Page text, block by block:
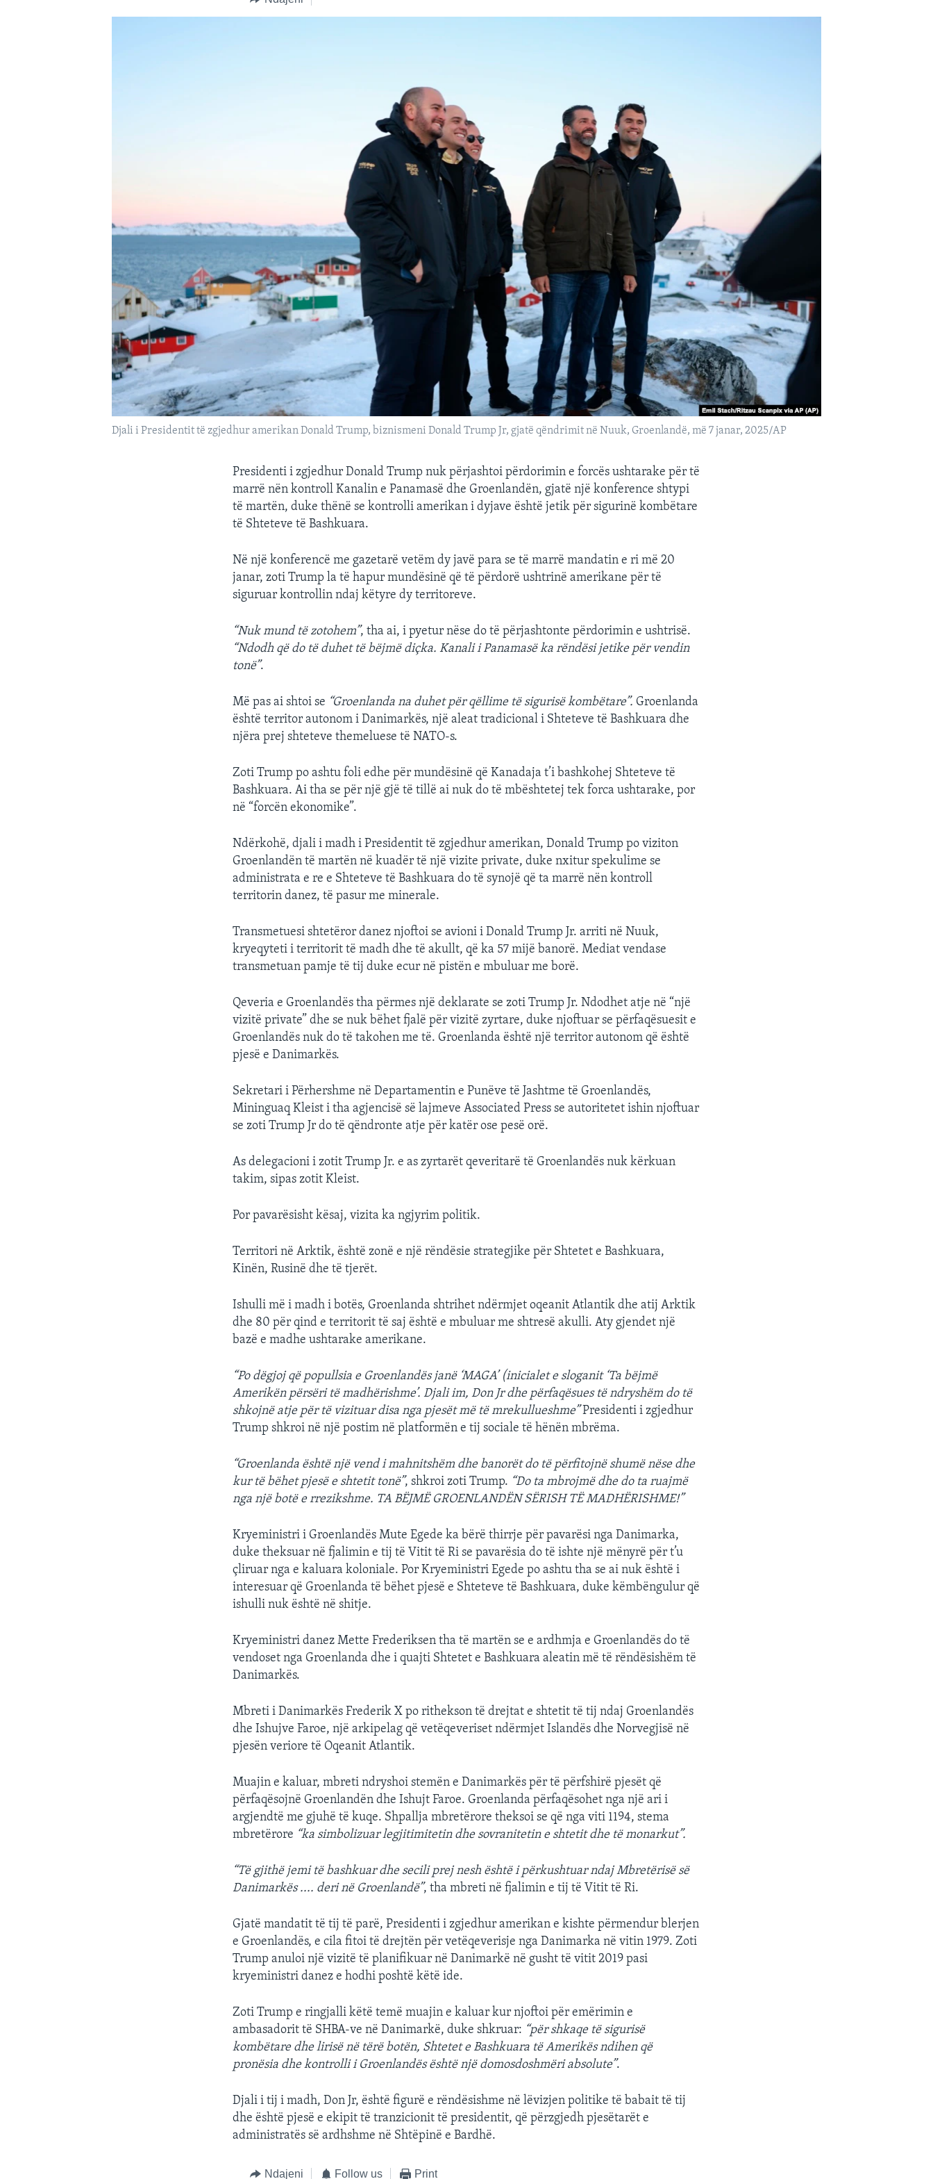
Djali i Presidentit të zgjedhur amerikan Donald Trump, biznismeni Donald Trump Jr, gjatë qëndrimit në Nuuk, Groenlandë, më 7 janar, 2025/AP
Presidenti i zgjedhur Donald Trump nuk përjashtoi përdorimin e forcës ushtarake për të
marrë nën kontroll Kanalin e Panamasë dhe Groenlandën, gjatë një konference shtypi
të martën, duke thënë se kontrolli amerikan i dyjave është jetik për sigurinë kombëtare
të Shteteve të Bashkuara.
Në një konferencë me gazetarë vetëm dy javë para se të marrë mandatin e ri më 20
janar, zoti Trump la të hapur mundësinë që të përdorë ushtrinë amerikane për të
siguruar kontrollin ndaj këtyre dy territoreve.
“Nuk mund të zotohem”, tha ai, i pyetur nëse do të përjashtonte përdorimin e ushtrisë.
“Ndodh që do të duhet të bëjmë diçka. Kanali i Panamasë ka rëndësi jetike për vendin
tonë”.
Më pas ai shtoi se “Groenlanda na duhet për qëllime të sigurisë kombëtare”. Groenlanda
është territor autonom i Danimarkës, një aleat tradicional i Shteteve të Bashkuara dhe
njëra prej shteteve themeluese të NATO-s.
Zoti Trump po ashtu foli edhe për mundësinë që Kanadaja t’i bashkohej Shteteve të
Bashkuara. Ai tha se për një gjë të tillë ai nuk do të mbështetej tek forca ushtarake, por
në “forcën ekonomike”.
Ndërkohë, djali i madh i Presidentit të zgjedhur amerikan, Donald Trump po viziton
Groenlandën të martën në kuadër të një vizite private, duke nxitur spekulime se
administrata e re e Shteteve të Bashkuara do të synojë që ta marrë nën kontroll
territorin danez, të pasur me minerale.
Transmetuesi shtetëror danez njoftoi se avioni i Donald Trump Jr. arriti në Nuuk,
kryeqyteti i territorit të madh dhe të akullt, që ka 57 mijë banorë. Mediat vendase
transmetuan pamje të tij duke ecur në pistën e mbuluar me borë.
Qeveria e Groenlandës tha përmes një deklarate se zoti Trump Jr. Ndodhet atje në “një
vizitë private” dhe se nuk bëhet fjalë për vizitë zyrtare, duke njoftuar se përfaqësuesit e
Groenlandës nuk do të takohen me të. Groenlanda është një territor autonom që është
pjesë e Danimarkës.
Sekretari i Përhershme në Departamentin e Punëve të Jashtme të Groenlandës,
Mininguaq Kleist i tha agjencisë së lajmeve Associated Press se autoritetet ishin njoftuar
se zoti Trump Jr do të qëndronte atje për katër ose pesë orë.
As delegacioni i zotit Trump Jr. e as zyrtarët qeveritarë të Groenlandës nuk kërkuan
takim, sipas zotit Kleist.
Por pavarësisht kësaj, vizita ka ngjyrim politik.
Territori në Arktik, është zonë e një rëndësie strategjike për Shtetet e Bashkuara,
Kinën, Rusinë dhe të tjerët.
Ishulli më i madh i botës, Groenlanda shtrihet ndërmjet oqeanit Atlantik dhe atij Arktik
dhe 80 për qind e territorit të saj është e mbuluar me shtresë akulli. Aty gjendet një
bazë e madhe ushtarake amerikane.
“Po dëgjoj që popullsia e Groenlandës janë ‘MAGA’ (inicialet e sloganit ‘Ta bëjmë
Amerikën përsëri të madhërishme’. Djali im, Don Jr dhe përfaqësues të ndryshëm do të
shkojnë atje për të vizituar disa nga pjesët më të mrekullueshme”Presidenti i zgjedhur
Trump shkroi në një postim në platformën e tij sociale të hënën mbrëma.
“Groenlanda është një vend i mahnitshëm dhe banorët do të përfitojnë shumë nëse dhe
kur të bëhet pjesë e shtetit tonë”, shkroi zoti Trump. “Do ta mbrojmë dhe do ta ruajmë
nga një botë e rrezikshme. TA BËJMË GROENLANDËN SËRISH TË MADHËRISHME!”
Kryeministri i Groenlandës Mute Egede ka bërë thirrje për pavarësi nga Danimarka,
duke theksuar në fjalimin e tij të Vitit të Ri se pavarësia do të ishte një mënyrë për t’u
çliruar nga e kaluara koloniale. Por Kryeministri Egede po ashtu tha se ai nuk është i
interesuar që Groenlanda të bëhet pjesë e Shteteve të Bashkuara, duke këmbëngulur që
ishulli nuk është në shitje.
Kryeministri danez Mette Frederiksen tha të martën se e ardhmja e Groenlandës do të
vendoset nga Groenlanda dhe i quajti Shtetet e Bashkuara aleatin më të rëndësishëm të
Danimarkës.
Mbreti i Danimarkës Frederik X po rithekson të drejtat e shtetit të tij ndaj Groenlandës
dhe Ishujve Faroe, një arkipelag që vetëqeveriset ndërmjet Islandës dhe Norvegjisë në
pjesën veriore të Oqeanit Atlantik.
Muajin e kaluar, mbreti ndryshoi stemën e Danimarkës për të përfshirë pjesët që
përfaqësojnë Groenlandën dhe Ishujt Faroe. Groenlanda përfaqësohet nga një ari i
argjendtë me gjuhë të kuqe. Shpallja mbretërore theksoi se që nga viti 1194, stema
mbretërore “ka simbolizuar legjitimitetin dhe sovranitetin e shtetit dhe të monarkut”.
“Të gjithë jemi të bashkuar dhe secili prej nesh është i përkushtuar ndaj Mbretërisë së
Danimarkës .... deri në Groenlandë”, tha mbreti në fjalimin e tij të Vitit të Ri.
Gjatë mandatit të tij të parë, Presidenti i zgjedhur amerikan e kishte përmendur blerjen
e Groenlandës, e cila fitoi të drejtën për vetëqeverisje nga Danimarka në vitin 1979. Zoti
Trump anuloi një vizitë të planifikuar në Danimarkë në gusht të vitit 2019 pasi
kryeministri danez e hodhi poshtë këtë ide.
Zoti Trump e ringjalli këtë temë muajin e kaluar kur njoftoi për emërimin e
ambasadorit të SHBA-ve në Danimarkë, duke shkruar: “për shkaqe të sigurisë
kombëtare dhe lirisë në tërë botën, Shtetet e Bashkuara të Amerikës ndihen që
pronësia dhe kontrolli i Groenlandës është një domosdoshmëri absolute”.
Djali i tij i madh, Don Jr, është figurë e rëndësishme në lëvizjen politike të babait të tij
dhe është pjesë e ekipit të tranzicionit të presidentit, që përzgjedh pjesëtarët e
administratës së ardhshme në Shtëpinë e Bardhë.
Ndajeni Follow us Print